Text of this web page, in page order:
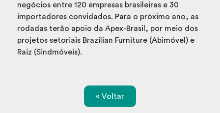
negócios entre 120 empresas brasileiras e 30
importadores convidados. Para o próximo ano, as
rodadas terão apoio da Apex-Brasil, por meio dos
projetos setoriais Brazilian Furniture (Abimóvel) e
Raiz (Sindmóveis).
« Voltar